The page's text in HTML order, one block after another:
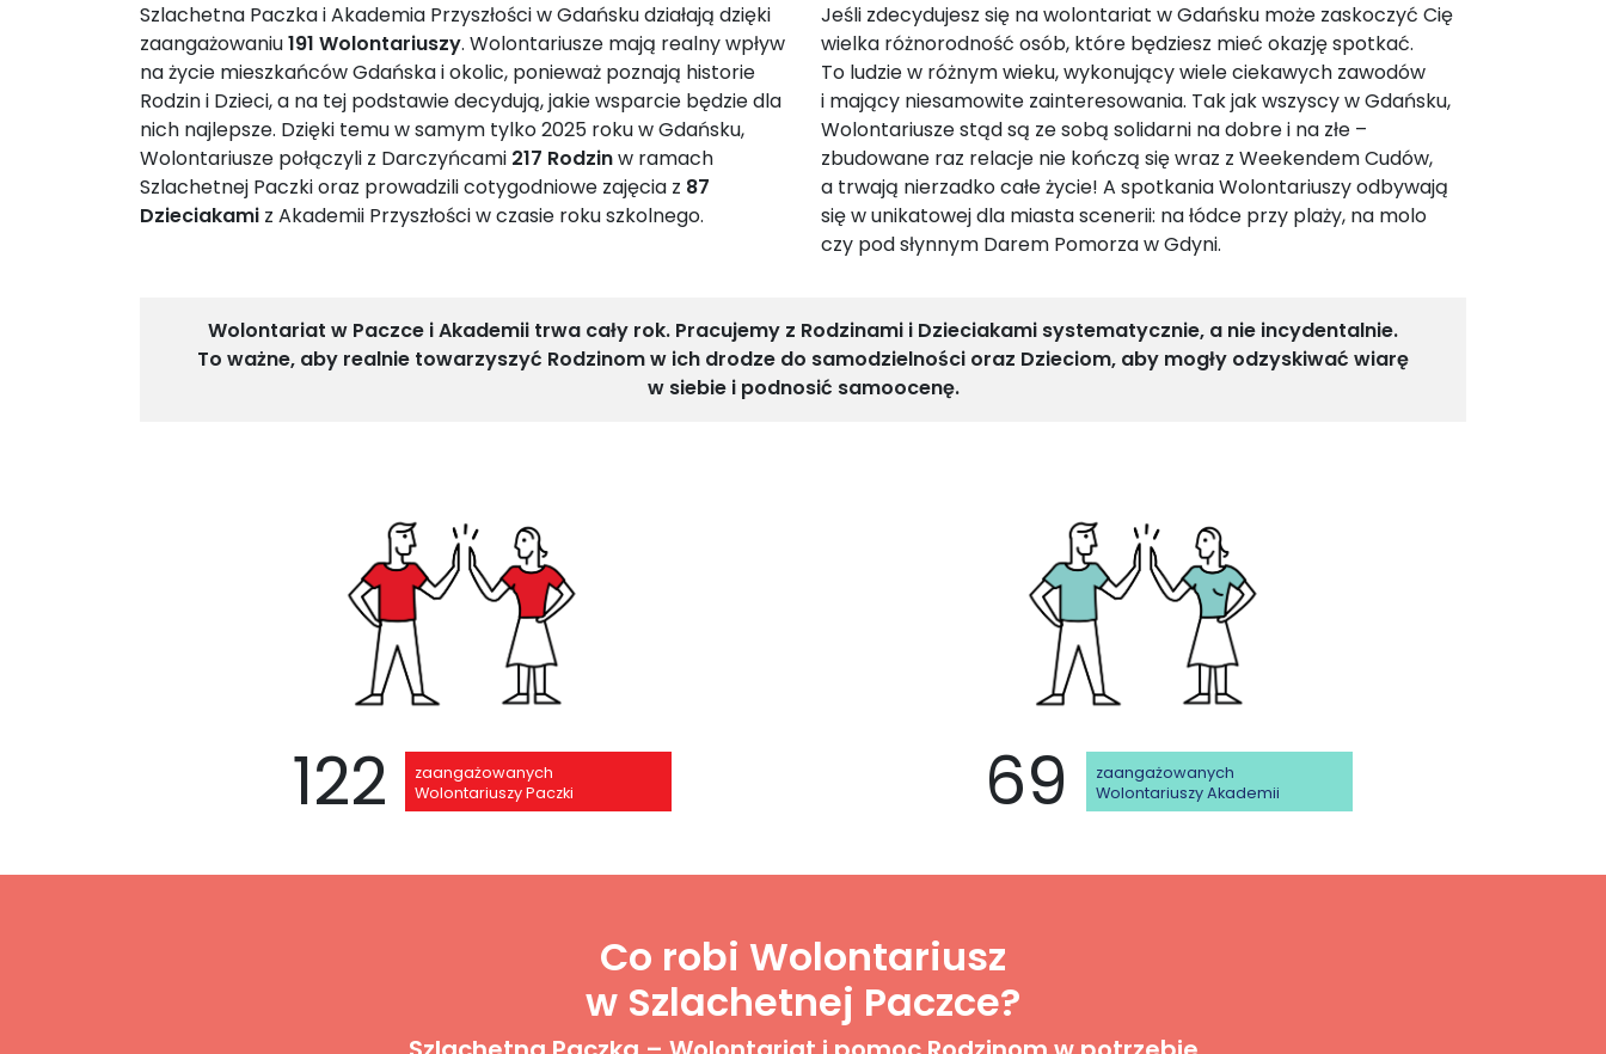
Szlachetna Paczka i Akademia Przyszłości w Gdańsku działają dzięki
zaangażowaniu191 Wolontariuszy. Wolontariusze mają realny wpływ
na życie mieszkańców Gdańska i okolic, ponieważ poznają historie
Rodzin i Dzieci, a na tej podstawie decydują, jakie wsparcie będzie dla
nich najlepsze. Dzięki temu w samym tylko 2025 roku w Gdańsku,
Wolontariusze połączyli z Darczyńcami 217 Rodzinw ramach
Szlachetnej Paczki oraz prowadzili cotygodniowe zajęcia z 87
Dzieciakami z Akademii Przyszłości w czasie roku szkolnego.
Jeśli zdecydujesz się na wolontariat w Gdańsku może zaskoczyć Cię
wielka różnorodność osób, które będziesz mieć okazję spotkać.
To ludzie w różnym wieku, wykonujący wiele ciekawych zawodów
i mający niesamowite zainteresowania. Tak jak wszyscy w Gdańsku,
Wolontariusze stąd są ze sobą solidarni na dobre i na złe –
zbudowane raz relacje nie kończą się wraz z Weekendem Cudów,
a trwają nierzadko całe życie! A spotkania Wolontariuszy odbywają
się w unikatowej dla miasta scenerii: na łódce przy plaży, na molo
czy pod słynnym Darem Pomorza w Gdyni.
Wolontariat w Paczce i Akademii trwa cały rok. Pracujemy z Rodzinami i Dzieciakami systematycznie, a nie incydentalnie.
To ważne, aby realnie towarzyszyć Rodzinom w ich drodze do samodzielności oraz Dzieciom, aby mogły odzyskiwać wiarę
w siebie i podnosić samoocenę.
122
zaangażowanych
Wolontariuszy Paczki
69
zaangażowanych
Wolontariuszy Akademii
Co robi Wolontariusz
w Szlachetnej Paczce?